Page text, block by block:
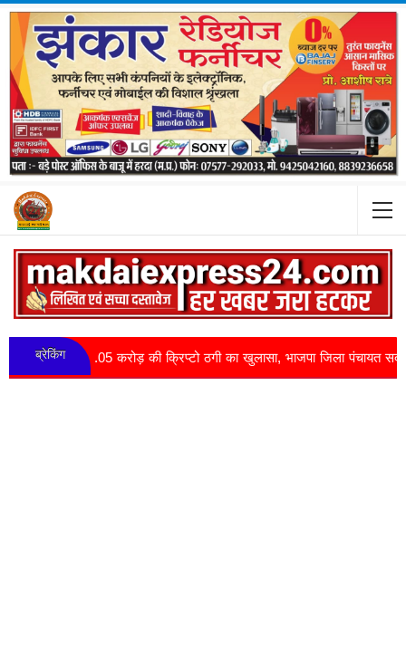
ब्रेकिंग
करोड़ की क्रिप्टो ठगी का खुलासा, भाजपा जिला पंचायत सदस्य गिरफ्तार,